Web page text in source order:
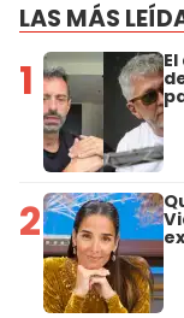
LAS MÁS
1
2